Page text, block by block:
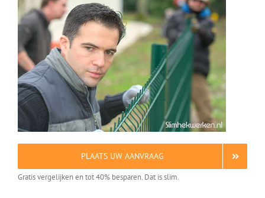
PLAATS UW AANVRAAG
Gratis vergelijken en tot 40% besparen. Dat is slim.